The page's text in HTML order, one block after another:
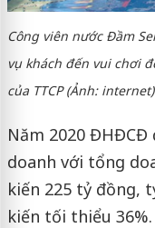
Công viên nước Đầm
vụ khách đến vui chơi
của TTCP (Ảnh: internet)
Năm 2020 ĐHĐCĐ
doanh với tổng
kiến 225 tỷ đồng,
kiến tối thiểu